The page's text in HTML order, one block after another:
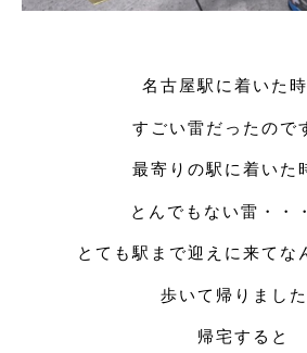
名古屋駅に着いた
すごい雷だったので
最寄りの駅に着いた
とんでもない雷・・
とても駅まで迎えに来てな
歩いて帰りました
帰宅すると